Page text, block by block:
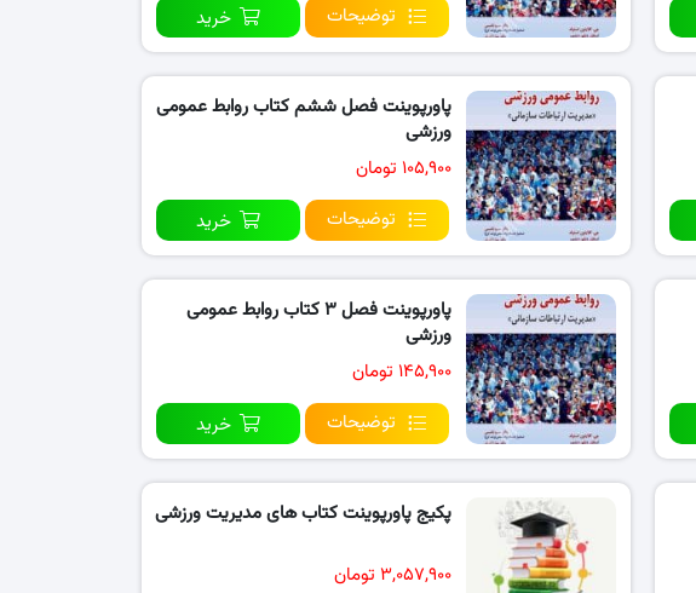
توضیحات
خرید
پاورپوینت فصل ششم کتاب روابط عمومی
ورزشی
۱۰۵,۹۰۰ تومان
توضیحات
خرید
پاورپوینت فصل ۳ کتاب روابط عمومی
ورزشی
۱۴۵,۹۰۰ تومان
توضیحات
خرید
پکیج پاورپوینت کتاب های مدیریت ورزشی
۳,۰۵۷,۹۰۰ تومان